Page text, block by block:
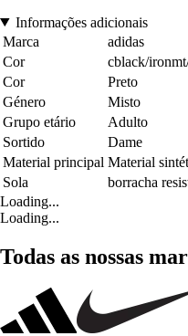
Informações adicionais
Marca
adidas
Cor
cblack/
Cor
Preto
Género
Misto
Grupo etário
Adulto
Sortido
Dame
Material principal Material
Sola
borracha
Loading...
Loading...
Todas as nossas